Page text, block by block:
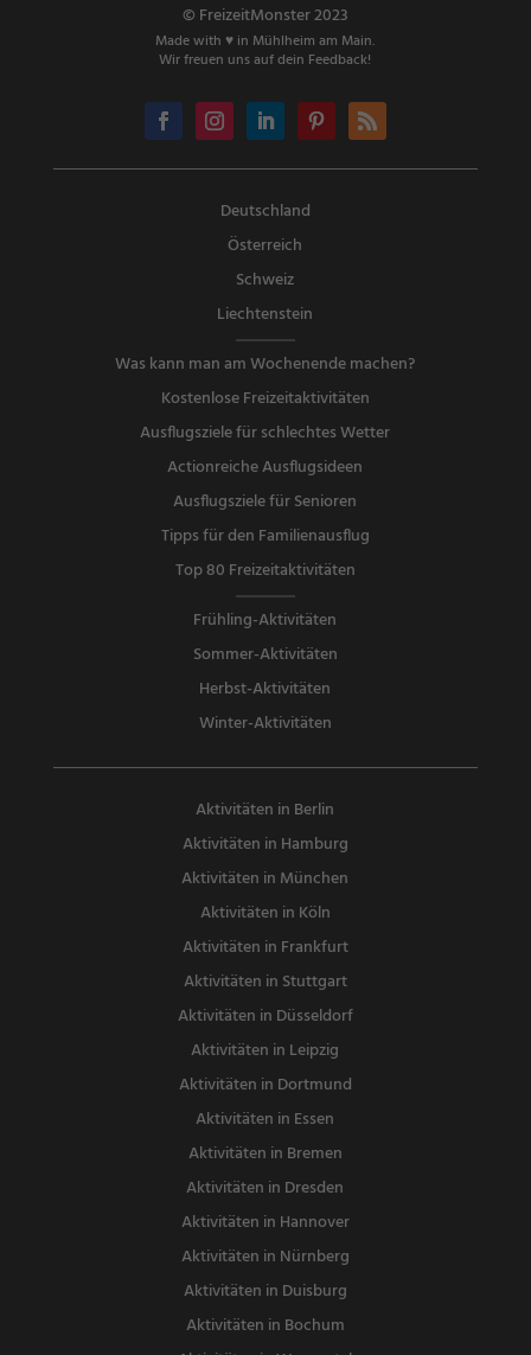
© FreizeitMonster 2023
Made with ♥ in Mühlheim am Main.
Wir freuen uns auf dein Feedback!
Deutschland
Österreich
Schweiz
Liechtenstein
Was kann man am Wochenende machen?
Kostenlose Freizeitaktivitäten
Ausflugsziele für schlechtes Wetter
Actionreiche Ausflugsideen
Ausflugsziele für Senioren
Tipps für den Familienausflug
Top 80 Freizeitaktivitäten
Frühling-Aktivitäten
Sommer-Aktivitäten
Herbst-Aktivitäten
Winter-Aktivitäten
Aktivitäten in Berlin
Aktivitäten in Hamburg
Aktivitäten in München
Aktivitäten in Köln
Aktivitäten in Frankfurt
Aktivitäten in Stuttgart
Aktivitäten in Düsseldorf
Aktivitäten in Leipzig
Aktivitäten in Dortmund
Aktivitäten in Essen
Aktivitäten in Bremen
Aktivitäten in Dresden
Aktivitäten in Hannover
Aktivitäten in Nürnberg
Aktivitäten in Duisburg
Aktivitäten in Bochum